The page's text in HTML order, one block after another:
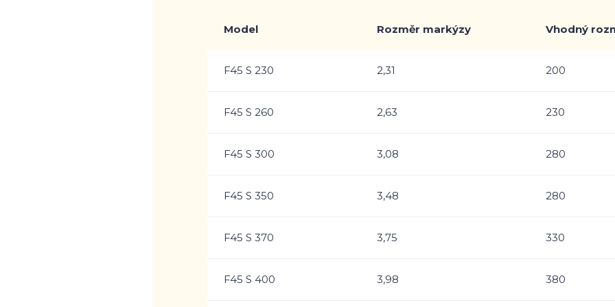
Model Rozměr markýzy Vhodný
F45 S 230 2,31 200
F45 S 260 2,63 230
F45 S 300 3,08 280
F45 S 350 3,48 280
F45 S 370 3,75 330
F45 S 400 3,98 380